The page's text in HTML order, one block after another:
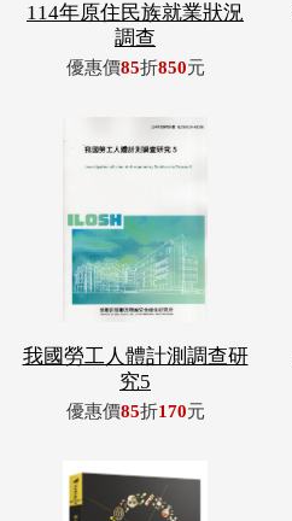
114年原住民族就業狀況
調查
優惠價85折850元
我國勞工人體計測調查研
究5
優惠價85折170元